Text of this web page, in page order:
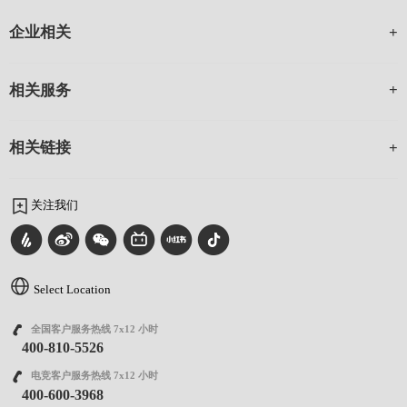
企业相关
相关服务
相关链接
关注我们
Select Location
全国客户服务热线 7x12 小时
400-810-5526
电竞客户服务热线 7x12 小时
400-600-3968